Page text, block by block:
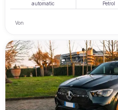
automatic Petrol
Von